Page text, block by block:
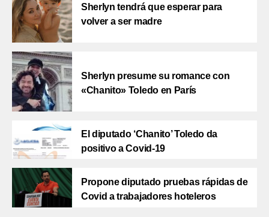
Sherlyn tendrá que esperar para
volver a ser madre
Sherlyn presume su romance con
«Chanito» Toledo en París
El diputado ‘Chanito’ Toledo da
positivo a Covid-19
Propone diputado pruebas rápidas de
Covid a trabajadores hoteleros